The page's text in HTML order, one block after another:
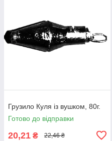
Грузило Куля із вушком, 80г.
Готово до відправки
20,21 ₴ 22,46 ₴